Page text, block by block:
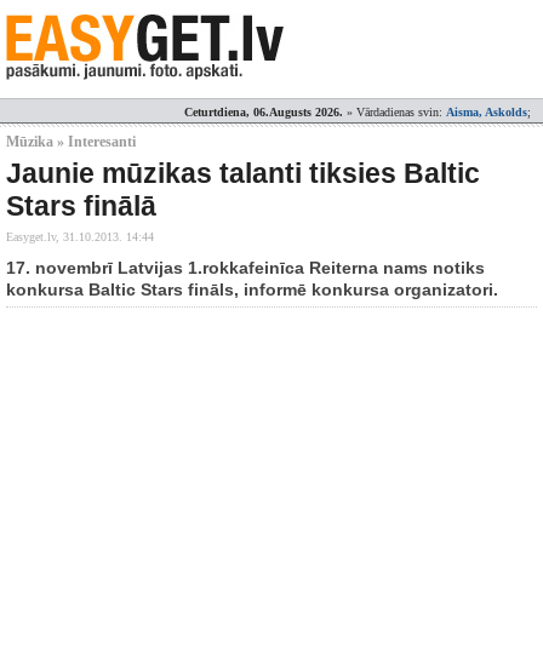
Ceturtdiena, 06.Augusts 2026. » Vārdadienas svin: Aisma, Askolds;
Mūzika » Interesanti
Jaunie mūzikas talanti tiksies Baltic
Stars finālā
Easyget.lv, 31.10.2013. 14:44
17. novembrī Latvijas 1.rokkafeinīca Reiterna nams notiks
konkursa Baltic Stars fināls, informē konkursa organizatori.